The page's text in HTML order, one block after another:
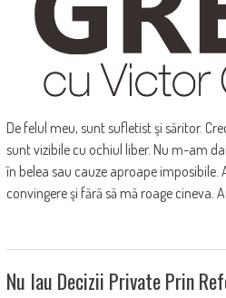
De felul meu, sunt sufletist şi săritor.
sunt vizibile cu ochiul liber. Nu m-am
în belea sau cauze aproape imposibile.
convingere şi fără să mă roage cineva.
Nu Iau Decizii Private Prin